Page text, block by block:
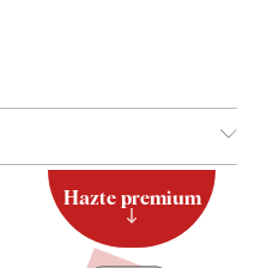
Hazte premium